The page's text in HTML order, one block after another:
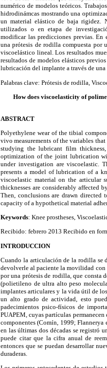
numérico de modelos teóricos.
hidrodinámcas mostrando una
un material elástico de baja rigidez.
utilizados o en etapa de
modificar las predicciones previas. En
una prótesis de rodilla compuesta por
viscoelástico lineal. Los resultados
resultados de modelos elásticos
lubricación del implante a través de
Palabras clave: Prótesis de rodilla,
How does viscoelasticity of
ABSTRACT
Polyethylene wear of the tibial
vivo measurements of the variables
studying the lubricant film
optimization of the joint lubrication
under investigation are viscoelastic.
presents a model of lubrication of a
viscoelastic material on the articular
thicknesses are considerably affected
Then, conclusions are drawn
capacity of a hypothetical material
Keywords: Knee prostheses,
Recibido: febrero 2013 Recibido en
INTRODUCCION
Cuando la articulación de la rodilla se
devolverle al paciente la movilidad con
por una prótesis de rodilla, que consta
(polietileno de ultra alto peso
implantes articulares y la vida útil de
un alto grado de actividad, esto
padecimientos psico-físicos de
PUAPEM, cuyas partículas
componentes (Comín, 1999;
en las últimas dos décadas se registró
puede citar que la cifra anual de
entonces que se puedan desarrollar
duraderas.